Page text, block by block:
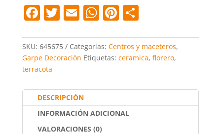
terracota
15x12x40
F
c
e
b
o
o
k
T
itt
er
E
ai
l
W
at
s
p
p
Pi
er
e
C
m
p
tir
SKU: 645675 Categorías: Centros y maceteros,
Garpe Decoraciön Etiquetas: ceramica, florero,
terracota
DESCRIPCIÓN
INFORMACIÓN ADICIONAL
VALORACIONES (0)